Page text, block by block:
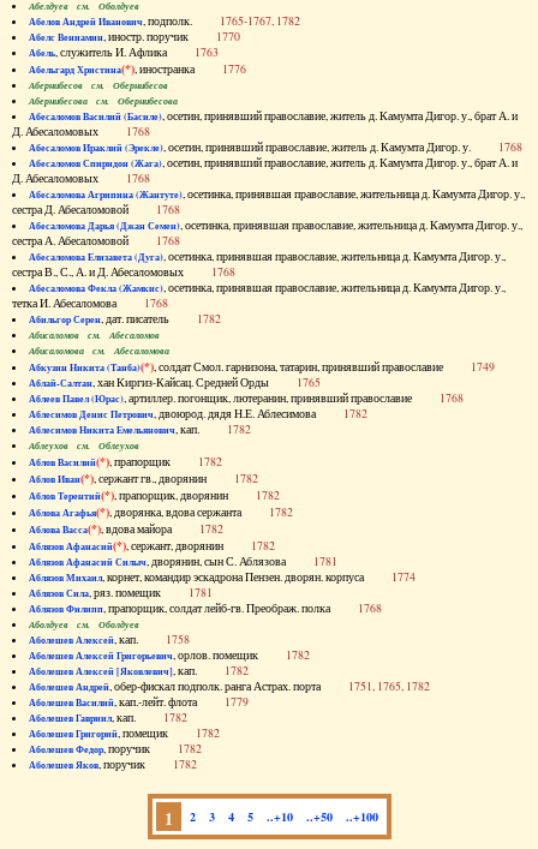
Абелдуев см. Оболдуев
Абелов Андрей Иванович, подполк. 1765-1767, 1782
Абелс Вениамин, иностр. поручик 1770
Абель, служитель И. Афлика 1763
Абельгард Христина(*), иностранка 1776
Абернибесов см. Обернибесов
Абернибесова см. Обернибесова
Абесаломов Василий (Басиле), осетин, принявший православие, житель д. Камумта Дигор. у., брат А. и
Д. Абесаломовых 1768
Абесаломов Ираклий (Эрекле), осетин, принявший православие, житель д. Камумта Дигор. у. 1768
Абесаломов Спиридон (Жага), осетин, принявший православие, житель д. Камумта Дигор. у., брат А. и
Д. Абесаломовых 1768
Абесаломова Агрипина (Жантуте), осетинка, принявшая православие, жительница д. Камумта Дигор. у.,
сестра Д. Абесаломовой 1768
Абесаломова Дарья (Джан Семен), осетинка, принявшая православие, жительница д. Камумта Дигор. у.,
сестра А. Абесаломовой 1768
Абесаломова Елизавета (Дуга), осетинка, принявшая православие, жительница д. Камумта Дигор. у.,
сестра В., С., А. и Д. Абесаломовых 1768
Абесаломова Фекла (Жамкис), осетинка, принявшая православие, жительница д. Камумта Дигор. у.,
тетка И. Абесаломова 1768
Абильгор Серен, дат. писатель 1782
Абисаломов см. Абесаломов
Абисаломова см. Абесаломова
Абкузин Никита (Танба)(*), солдат Смол. гарнизона, татарин, принявший православие 1749
Аблай-Салтан, хан Киргиз-Кайсац. Средней Орды 1765
Аблеев Павел (Юрас), артиллер. погонщик, лютеранин, принявший православие 1768
Аблесимов Денис Петрович, двоюрод. дядя Н.Е. Аблесимова 1782
Аблесимов Никита Емельянович, кап. 1782
Аблеухов см. Облеухов
Аблов Василий(*), прапорщик 1782
Аблов Иван(*), сержант гв., дворянин 1782
Аблов Терентий(*), прапорщик, дворянин 1782
Аблова Агафья(*), дворянка, вдова сержанта 1782
Аблова Васса(*), вдова майора 1782
Аблязов Афанасий(*), сержант, дворянин 1782
Аблязов Афанасий Силыч, дворянин, сын С. Аблязова 1781
Аблязов Михаил, корнет, командир эскадрона Пензен. дворян. корпуса 1774
Аблязов Сила, ряз. помещик 1781
Аблязов Филипп, прапорщик, солдат лейб-гв. Преображ. полка 1768
Аболдуев см. Оболдуев
Аболешев Алексей, кап. 1758
Аболешев Алексей Григорьевич, орлов. помещик 1782
Аболешев Алексей [Яковлевич], кап. 1782
Аболешев Андрей, обер-фискал подполк. ранга Астрах. порта 1751, 1765, 1782
Аболешев Василий, кап.-лейт. флота 1779
Аболешев Гавриил, кап. 1782
Аболешев Григорий, помещик 1782
Аболешев Федор, поручик 1782
Аболешев Яков, поручик 1782
1 2 3 4 5 ..+10 ..+50 ..+100